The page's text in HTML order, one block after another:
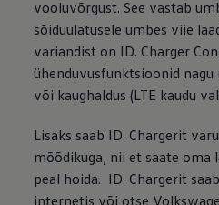
vooluvõrgust. See vastab
sõiduulatusele umbes viie
variandist on ID. Charger
ühenduvusfunktsioonid
või kaughaldus (LTE kaudu
Lisaks saab ID. Chargerit
mõõdikuga, nii et saate oma
peal hoida. ID. Chargerit
internetis või otse